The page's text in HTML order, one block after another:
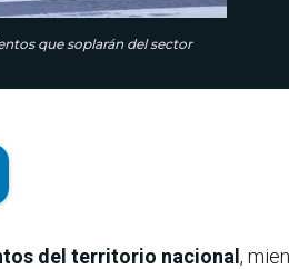
que soplarán del sector
del territorio nacional,